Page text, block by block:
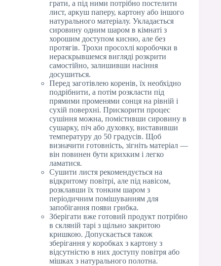
грати, а під ними потрібно постелити
лист, аркуш паперу, картону або іншого
натурального матеріалу. Укладається
сировину одним шаром в кімнаті з
хорошим доступом кисню, але без
протягів. Трохи просохлі коробочки в
нераскрывшемся вигляді розкрити
самостійно, залишивши насіння
досушиться.
Перед заготівлею коренів, їх необхідно
подрібнити, а потім розкласти під
прямими променями сонця на рівній і
сухій поверхні. Прискорити процес
сушіння можна, помістивши сировину в
сушарку, піч або духовку, виставивши
температуру до 50 градусів. Щоб
визначити готовність, зігніть матеріал —
він повинен бути крихким і легко
ламатися.
Сушити листя рекомендується на
відкритому повітрі, але під навісом,
розклавши їх тонким шаром з
періодичним помішуванням для
запобігання появи грибка.
Зберігати вже готовий продукт потрібно
в скляній тарі з щільно закритою
кришкою. Допускається також
зберігання у коробках з картону з
відсутністю в них доступу повітря або
мішках з натурального полотна.